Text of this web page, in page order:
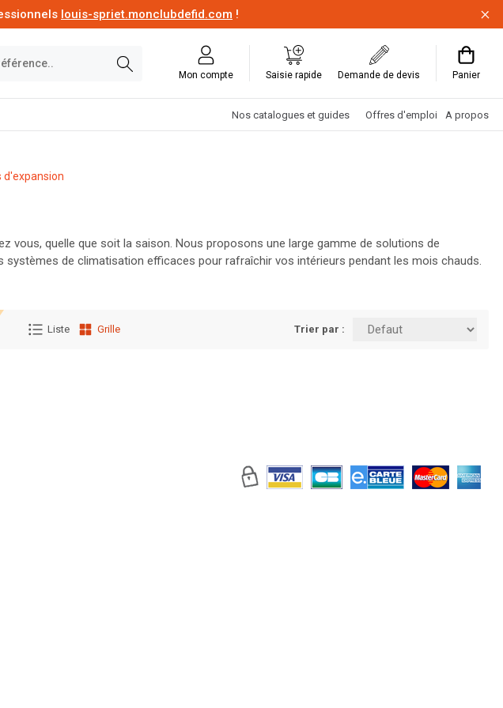
louis-spriet.monclubdefid.com !
Mon compte Saisie rapide Demande de devis Panier
Nos catalogues et guides Offres d'emploi A propos
d'expansion
vous, quelle que soit la saison. Nous proposons une large gamme de solutions de
systèmes de climatisation efficaces pour rafraîchir vos intérieurs pendant les mois chauds.
espace et à votre budget. Visitez Louis Spriet et préparez votre maison pour toute
Liste Grille Trier par :